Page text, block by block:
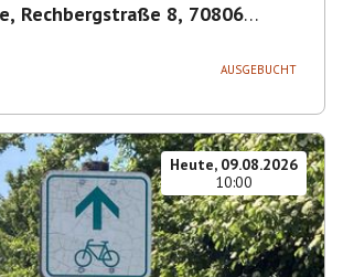
Rechbergstraße 8, 70806
AUSGEBUCHT
Heute, 09.08.2026
10:00